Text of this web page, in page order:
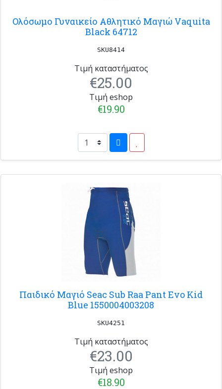
Ολόσωμο Γυναικείο Αθλητικό Μαγιώ Vaquita
Black 64712
SKU8414
Τιμή καταστήματος
€25.00
Τιμή eshop
€19.90
Παιδικό Μαγιό Seac Sub Raa Pant Evo Kid
Blue 1550004003208
SKU4251
Τιμή καταστήματος
€23.00
Τιμή eshop
€18.90